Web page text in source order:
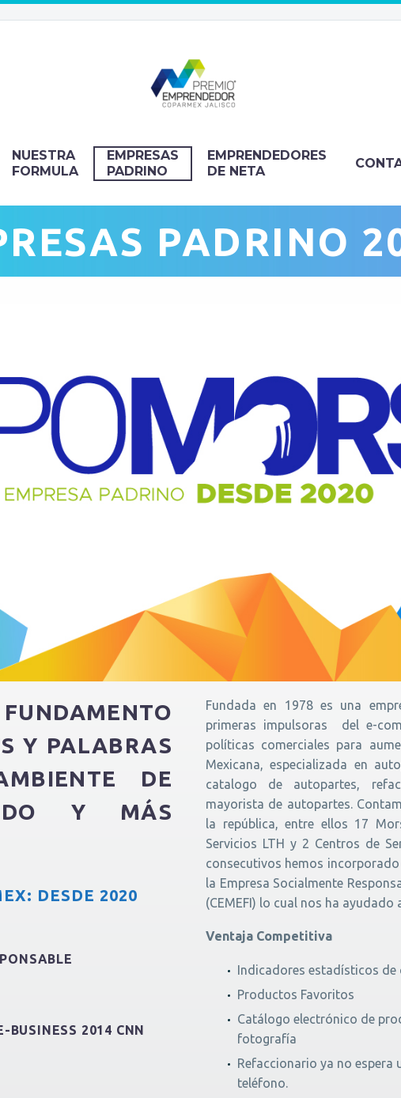
NUESTRA
FORMULA
EMPRESAS
PADRINO
EMPRENDEDORES
DE NETA
PADRINO
Y PALABRAS
DE
Y MÁS
DESDE 2020
BUSINESS 2014 CNN
Fundada en 1978 es una
primeras impulsoras del e-
políticas comerciales para
Mexicana, especializada en
catalogo de autopartes,
mayorista de autopartes.
la república, entre ellos 17
Servicios LTH y 2 Centros de
consecutivos hemos
la Empresa Socialmente
(CEMEFI) lo cual nos ha
Ventaja Competitiva
Indicadores estadísticos de
Productos Favoritos
Catálogo electrónico de
fotografía
Refaccionario ya no
teléfono.